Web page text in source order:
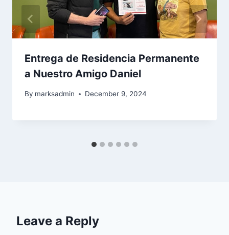
Entrega de Residencia Permanente
a Nuestro Amigo Daniel
By marksadmin December 9, 2024
Leave a Reply